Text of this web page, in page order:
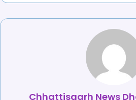
Chhattisgarh News